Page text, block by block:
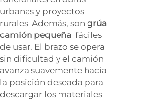
urbanas y proyectos
rurales. Además, son grúa
camión pequeña fáciles
de usar. El brazo se opera
sin dificultad y el camión
avanza suavemente hacia
la posición deseada para
descargar los materiales